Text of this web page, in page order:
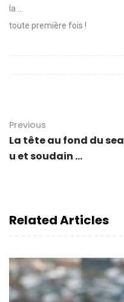
la …
toute première fois !
Previous
La tête au fond du sea
u et soudain ...
Related Articles